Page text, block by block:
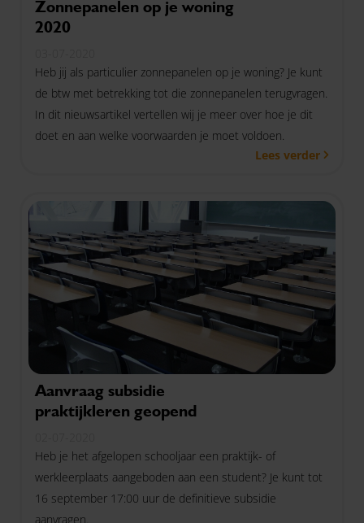
Zonnepanelen op je woning
2020
Heb jij als particulier zonnepanelen op je woning? Je kunt
de btw met betrekking tot die zonnepanelen terugvragen.
In dit nieuwsartikel vertellen wij je meer over hoe je dit
doet en aan welke voorwaarden je moet voldoen.
Lees verder
Aanvraag subsidie
praktijkleren geopend
Heb je het afgelopen schooljaar een praktijk- of
werkleerplaats aangeboden aan een student? Je kunt tot
16 september 17:00 uur de definitieve subsidie
aanvragen.